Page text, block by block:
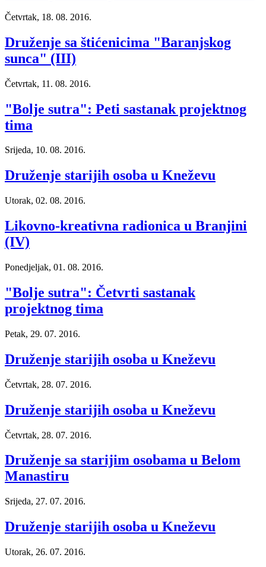
Četvrtak, 18. 08. 2016.
Druženje sa štićenicima "Baranjskog
sunca" (III)
Četvrtak, 11. 08. 2016.
"Bolje sutra": Peti sastanak projektnog
tima
Srijeda, 10. 08. 2016.
Druženje starijih osoba u Kneževu
Utorak, 02. 08. 2016.
Likovno-kreativna radionica u Branjini
(IV)
Ponedjeljak, 01. 08. 2016.
"Bolje sutra": Četvrti sastanak
projektnog tima
Petak, 29. 07. 2016.
Druženje starijih osoba u Kneževu
Četvrtak, 28. 07. 2016.
Druženje starijih osoba u Kneževu
Četvrtak, 28. 07. 2016.
Druženje sa starijim osobama u Belom
Manastiru
Srijeda, 27. 07. 2016.
Druženje starijih osoba u Kneževu
Utorak, 26. 07. 2016.